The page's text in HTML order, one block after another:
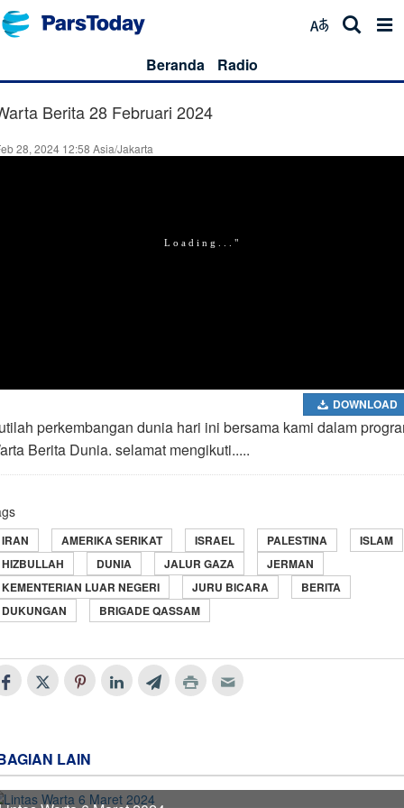
Beranda Radio
Berita 28 Februari 2024
28, 2024 12:58 Asia/Jakarta
DOWNLOAD
perkembangan dunia hari ini bersama kami dalam
Berita Dunia. selamat mengikuti.....
IRAN AMERIKA SERIKAT ISRAEL PALESTINA
ISLAM
HIZBULLAH
DUNIA JALUR GAZA
JERMAN
KEMENTERIAN LUAR NEGERI
JURU BICARA
BERITA
DUKUNGAN
BRIGADE QASSAM
LAIN